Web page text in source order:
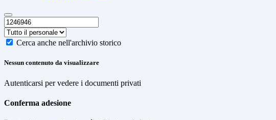
Cerca anche nell'archivio storico
Nessun contenuto da visualizzare
Autenticarsi per vedere i documenti privati
Conferma adesione